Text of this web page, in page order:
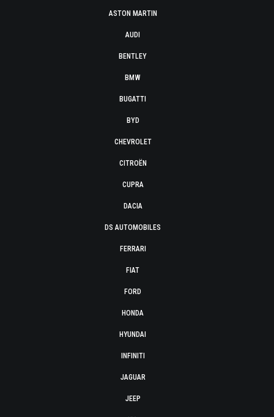
ASTON MARTIN
AUDI
BENTLEY
BMW
BUGATTI
BYD
CHEVROLET
CITROËN
CUPRA
DACIA
DS AUTOMOBILES
FERRARI
FIAT
FORD
HONDA
HYUNDAI
INFINITI
JAGUAR
JEEP